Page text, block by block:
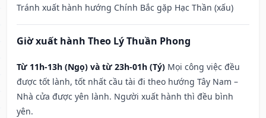
Tránh xuất hành hướng Chính Bắc gặp Hạc Thần (xấu)
Giờ xuất hành Theo Lý Thuần Phong
Từ 11h-13h (Ngọ) và từ 23h-01h (Tý) Mọi công việc đều
được tốt lành, tốt nhất cầu tài đi theo hướng Tây Nam –
Nhà cửa được yên lành. Người xuất hành thì đều bình
yên.